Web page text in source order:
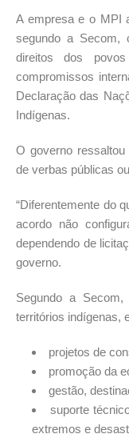
A empresa e o MPI
segundo a Secom,
direitos dos
compromissos
Declaração das
Indígenas.
O governo ressaltou
de verbas públicas
“Diferentemente do
acordo não
dependendo de
governo.
Segundo a
territórios indígenas,
projetos de
promoção da
gestão,
suporte
extremos e